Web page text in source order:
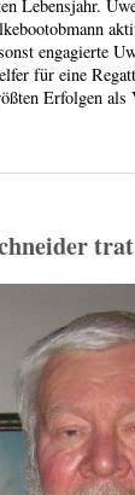
Lebensjahr.
engagierte
für eine
Erfolgen